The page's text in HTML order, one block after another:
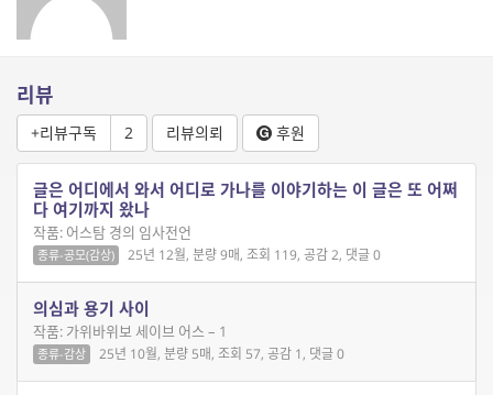
리뷰
+리뷰구독 2 리뷰의뢰 후원
글은 어디에서 와서 어디로 가나를 이야기하는 이 글은 또 어쩌
다 여기까지 왔나
작품: 어스탐 경의 임사전언
종류-공모(감상) 25년 12월, 분량 9매, 조회 119, 공감 2, 댓글 0
의심과 용기 사이
작품: 가위바위보 세이브 어스 – 1
종류-감상 25년 10월, 분량 5매, 조회 57, 공감 1, 댓글 0